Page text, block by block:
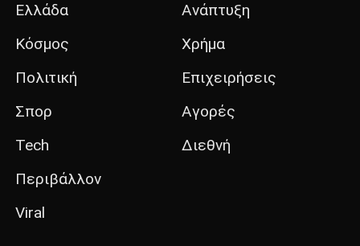
Ελλάδα
Κόσμος
Πολιτική
Σπορ
Tech
Περιβάλλον
Viral
Ανάπτυξη
Χρήμα
Επιχειρήσεις
Αγορές
Διεθνή